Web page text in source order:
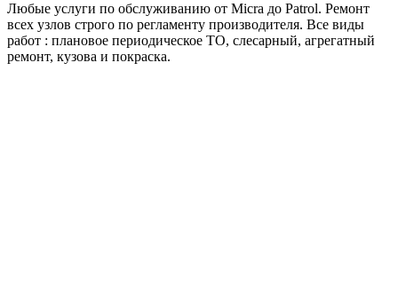
Любые услуги по обслуживанию от Micra до Patrol. Ремонт
всех узлов строго по регламенту производителя. Все виды
работ : плановое периодическое ТО, слесарный, агрегатный
ремонт, кузова и покраска.